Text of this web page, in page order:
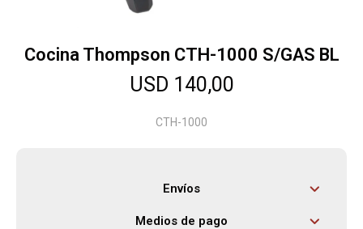
Cocina Thompson CTH-1000 S/GAS BL
USD 140,00
CTH-1000
Envíos
Medios de pago
Herramientas